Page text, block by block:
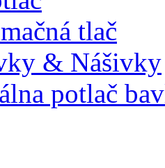
tlač
& Nášivky
potlač